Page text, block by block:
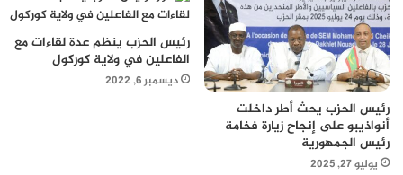
رئيس الحزب يحث أطر داخلت
أنواذيبو على إنجاح زيارة فخامة
رئيس الجمهورية
يوليو 27, 2025
رئيس الحزب ينظم عدة لقاءات مع
الفاعلين في ولاية كوركول
ديسمبر 6, 2022